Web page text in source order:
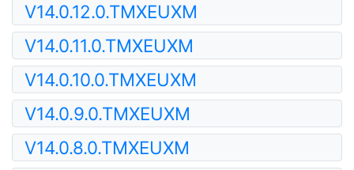
V14.0.12.0.TMXEUXM
V14.0.11.0.TMXEUXM
V14.0.10.0.TMXEUXM
V14.0.9.0.TMXEUXM
V14.0.8.0.TMXEUXM